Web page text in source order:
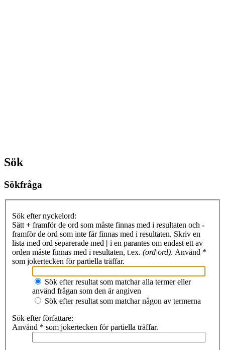
Sök
Sökfråga
Sök efter nyckelord:
Sätt + framför de ord som måste finnas med i resultaten och -
framför de ord som inte får finnas med i resultaten. Skriv en
lista med ord separerade med | i en parantes om endast ett av
orden måste finnas med i resultaten, t.ex. (ord|ord). Använd *
som jokertecken för partiella träffar.
Sök efter resultat som matchar alla termer eller
använd frågan som den är angiven
Sök efter resultat som matchar någon av termerna
Sök efter författare:
Använd * som jokertecken för partiella träffar.